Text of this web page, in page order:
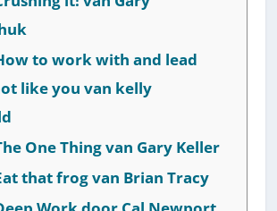
to work with and lead
like you van kelly
One Thing van Gary Keller
that frog van Brian Tracy